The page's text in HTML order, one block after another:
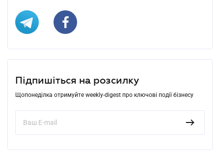
Підпишіться на розсилку
Щопонеділка отримуйте weekly-digest про ключові події бізнесу